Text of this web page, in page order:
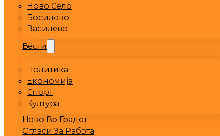
Ново Село
Босилово
Василево
Вести
Политика
Економија
Спорт
Култура
Ново Во Градот
Огласи За Работа